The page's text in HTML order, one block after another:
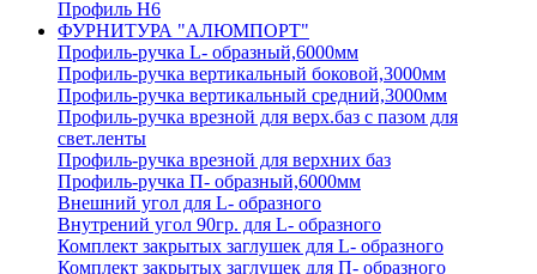
Профиль H6
ФУРНИТУРА "АЛЮМПОРТ"
Профиль-ручка L- образный,6000мм
Профиль-ручка вертикальный боковой,3000мм
Профиль-ручка вертикальный средний,3000мм
Профиль-ручка врезной для верх.баз с пазом для
свет.ленты
Профиль-ручка врезной для верхних баз
Профиль-ручка П- образный,6000мм
Внешний угол для L- образного
Внутрений угол 90гр. для L- образного
Комплект закрытых заглушек для L- образного
Комплект закрытых заглушек для П- образного